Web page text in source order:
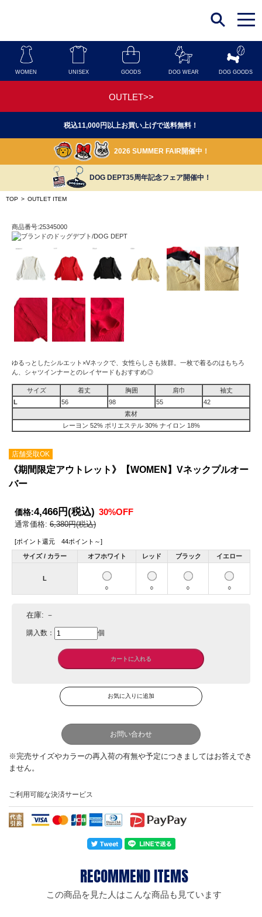
t
o
g
n
a
o
WOMEN UNISEX GOODS DOG WEAR DOG GOODS
OUTLET>>
税込11,000円以上お買い上げで送料無料！
2026 SUMMER FAIR開催中！
DOG DEPT35周年記念フェア開催中！
TOP > OUTLET ITEM
商品番号:25345000
ゆるっとしたシルエット×Vネックで、女性らしさも抜群。一枚で着るのはもちろ
ん、シャツインナーとのレイヤードもおすすめ◎
サイズ 着丈 胸囲 肩巾
袖丈
L
56 98 55
42
素材
レーヨン 52% ポリエステル 30% ナイロン 18%
店舗受取OK
《期間限定アウトレット》【WOMEN】Vネックプルオー
バー
価格:4,466円(税込) 30%OFF
通常価格: 6,380円(税込)
[ポイント還元 44ポイント～]
サイズ / カラー オフホワイト レッド ブラック イエロー
L
○
○ ○ ○
在庫: －
購入数： 個
お問い合わせ
ご利用可能な決済サービス
この商品を見た人はこんな商品も見ています